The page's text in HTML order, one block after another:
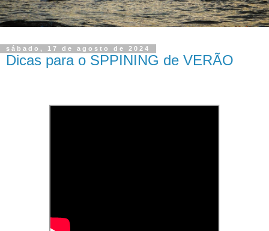
sábado, 17 de agosto de 2024
Dicas para o SPPINING de VERÃO